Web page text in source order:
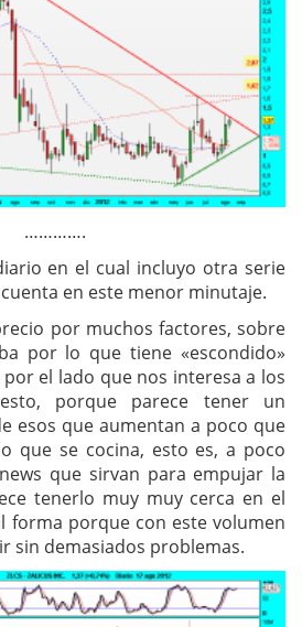
………….
en el cual incluyo otra serie
en este menor minutaje.
por muchos factores, sobre
por lo que tiene «escondido»
el lado que nos interesa a los
porque parece tener un
esos que aumentan a poco que
que se cocina, esto es, a poco
que sirvan para empujar la
tenerlo muy muy cerca en el
forma porque con este volumen
sin demasiados problemas.